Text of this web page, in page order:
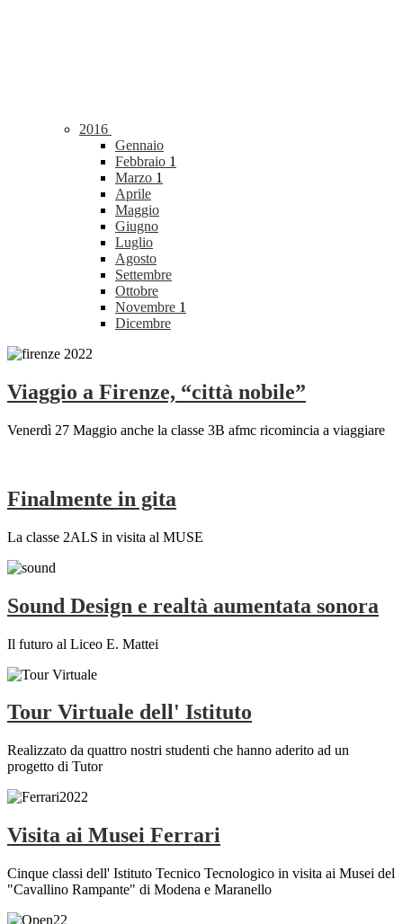
2016
Gennaio
Febbraio 1
Marzo 1
Aprile
Maggio
Giugno
Luglio
Agosto
Settembre
Ottobre
Novembre 1
Dicembre
Viaggio a Firenze, “città nobile”
Venerdì 27 Maggio anche la classe 3B afmc ricomincia a viaggiare
Finalmente in gita
La classe 2ALS in visita al MUSE
Sound Design e realtà aumentata sonora
Il futuro al Liceo E. Mattei
Tour Virtuale dell' Istituto
Realizzato da quattro nostri studenti che hanno aderito ad un
progetto di Tutor
Visita ai Musei Ferrari
Cinque classi dell' Istituto Tecnico Tecnologico in visita ai Musei del
"Cavallino Rampante" di Modena e Maranello